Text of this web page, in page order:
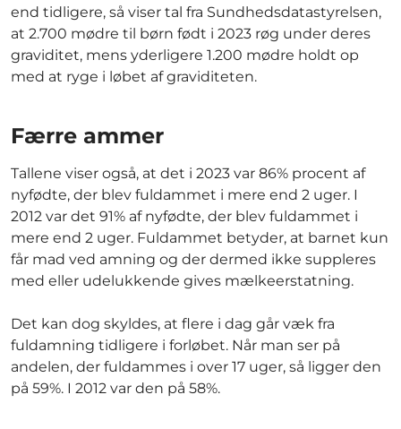
end tidligere, så viser tal fra Sundhedsdatastyrelsen,
at 2.700 mødre til børn født i 2023 røg under deres
graviditet, mens yderligere 1.200 mødre holdt op
med at ryge i løbet af graviditeten.
Færre ammer
Tallene viser også, at det i 2023 var 86% procent af
nyfødte, der blev fuldammet i mere end 2 uger. I
2012 var det 91% af nyfødte, der blev fuldammet i
mere end 2 uger. Fuldammet betyder, at barnet kun
får mad ved amning og der dermed ikke suppleres
med eller udelukkende gives mælkeerstatning.
Det kan dog skyldes, at flere i dag går væk fra
fuldamning tidligere i forløbet. Når man ser på
andelen, der fuldammes i over 17 uger, så ligger den
på 59%. I 2012 var den på 58%.